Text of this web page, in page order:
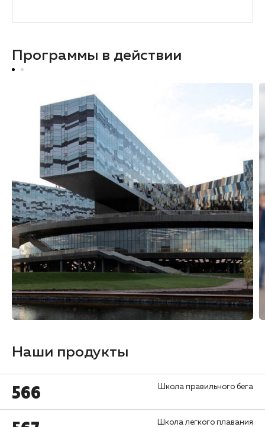
Программы в действии
Наши продукты
566 Школа правильного бега
Школа легкого плавания